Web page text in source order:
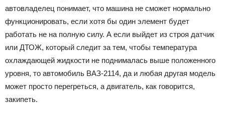
автовладелец понимает, что машина не сможет нормально
функционировать, если хотя бы один элемент будет
работать не на полную силу. А если выйдет из строя датчик
или ДТОЖ, который следит за тем, чтобы температура
охлаждающей жидкости не поднималась выше положенного
уровня, то автомобиль ВАЗ-2114, да и любая другая модель
может просто перегреться, а двигатель, как говорится,
закипеть.